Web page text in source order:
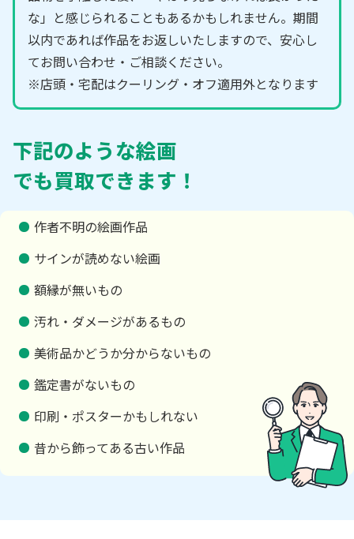
な」と感じられることもあるかもしれません。期間
以内であれば作品をお返しいたしますので、安心し
てお問い合わせ・ご相談ください。
※店頭・宅配はクーリング・オフ適用外となります
下記のような絵画
でも買取できます！
作者不明の絵画作品
サインが読めない絵画
額縁が無いもの
汚れ・ダメージがあるもの
美術品かどうか分からないもの
鑑定書がないもの
印刷・ポスターかもしれない
昔から飾ってある古い作品